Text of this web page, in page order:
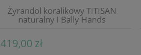
Żyrandol koralikowy TITISAN
naturalny I Bally Hands
419,00 zł